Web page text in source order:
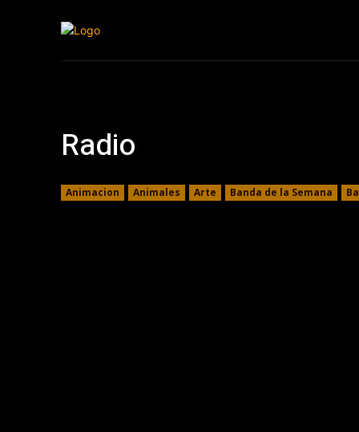
Radio
Animacion Animales Arte Banda de la Semana